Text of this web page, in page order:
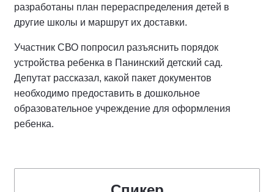
разработаны план перераспределения детей в
другие школы и маршрут их доставки.
Участник СВО попросил разъяснить порядок
устройства ребенка в Панинский детский сад.
Депутат рассказал, какой пакет документов
необходимо предоставить в дошкольное
образовательное учреждение для оформления
ребенка.